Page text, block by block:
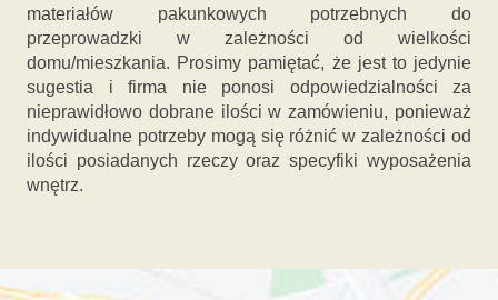
materiałów pakunkowych potrzebnych do
przeprowadzki w zależności od wielkości
domu/mieszkania. Prosimy pamiętać, że jest to jedynie
sugestia i firma nie ponosi odpowiedzialności za
nieprawidłowo dobrane ilości w zamówieniu, ponieważ
indywidualne potrzeby mogą się różnić w zależności od
ilości posiadanych rzeczy oraz specyfiki wyposażenia
wnętrz.